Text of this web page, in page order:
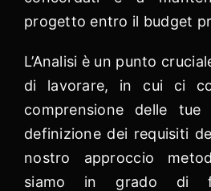
progetto entro il budget
L’Analisi è un punto
di lavorare, in cui ci
comprensione delle tue
definizione dei requisiti
nostro approccio
siamo in grado di